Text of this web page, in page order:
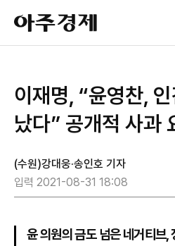
아
주
경
이재명, “윤영찬,
났다” 공개적 사과
(수원)강대웅·송인호 기자
입력 2021-08-31 18:08
윤 의원의 금도 넘은 네거티브,